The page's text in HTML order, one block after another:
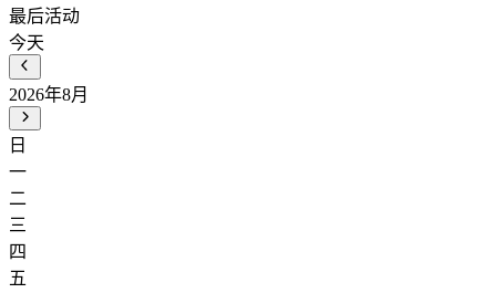
最后活动
今天
2026年8月
日
一
二
三
四
五